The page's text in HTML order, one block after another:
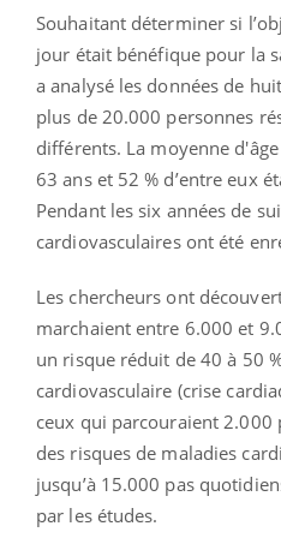
Souhaitant déterminer si
jour était bénéfique pour la
a analysé les données de
plus de 20.000 personnes
différents. La moyenne
63 ans et 52 % d’entre eux
Pendant les six années de
cardiovasculaires ont été
Les chercheurs ont
marchaient entre 6.000 et
un risque réduit de 40 à 50
cardiovasculaire (crise
ceux qui parcouraient 2.000
des risques de maladies
jusqu’à 15.000 pas
par les études.